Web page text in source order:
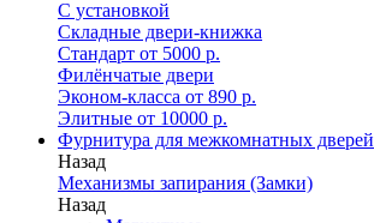
С установкой
Складные двери-книжка
Стандарт от 5000 р.
Филёнчатые двери
Эконом-класса от 890 р.
Элитные от 10000 р.
Фурнитура для межкомнатных дверей
Назад
Механизмы запирания (Замки)
Назад